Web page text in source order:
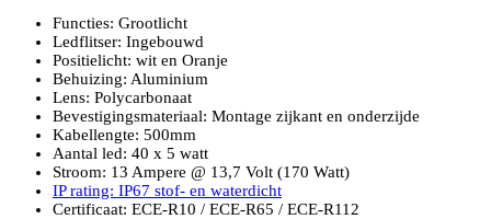
Functies: Grootlicht
Ledflitser: Ingebouwd
Positielicht: wit en Oranje
Behuizing: Aluminium
Lens: Polycarbonaat
Bevestigingsmateriaal: Montage zijkant en onderzijde
Kabellengte: 500mm
Aantal led: 40 x 5 watt
Stroom: 13 Ampere @ 13,7 Volt (170 Watt)
IP rating: IP67 stof- en waterdicht
Certificaat: ECE-R10 / ECE-R65 / ECE-R112